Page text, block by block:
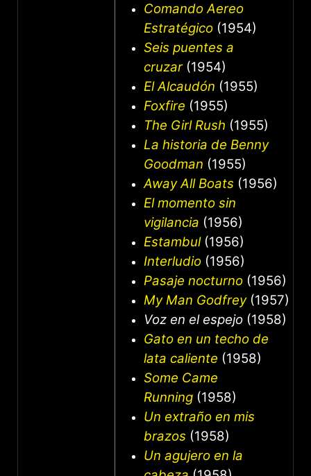
Comando Aereo
Estratégico (1954)
Seis puentes a
cruzar(1954)
El Alcaudón (1955)
Foxfire (1955)
The Girl Rush (1955)
La historia de Benny
Goodman (1955)
Away All Boats (1956)
El momento sin
vigilancia (1956)
Estambul(1956)
Interludio (1956)
Pasaje nocturno (1956)
My Man Godfrey(1957)
Voz en el espejo (1958)
Gato en un techo de
lata caliente (1958)
Some Came
Running (1958)
Un extraño en mis
brazos (1958)
Un agujero en la